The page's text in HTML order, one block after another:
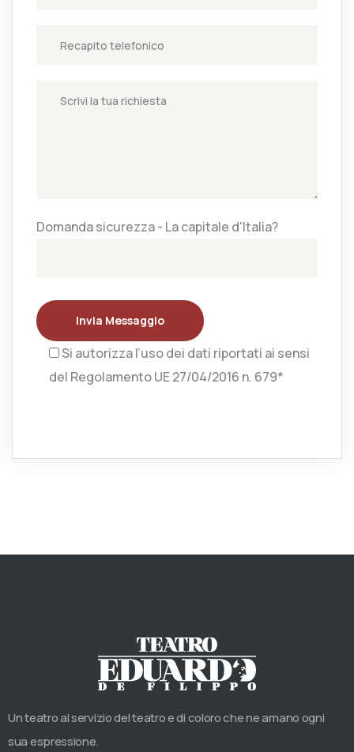
Domanda sicurezza - La capitale d'Italia?
Invia Messaggio
Si autorizza l’uso dei dati riportati ai sensi
del Regolamento UE 27/04/2016 n. 679*
Un teatro al servizio del teatro e di coloro che ne amano ogni
sua espressione.